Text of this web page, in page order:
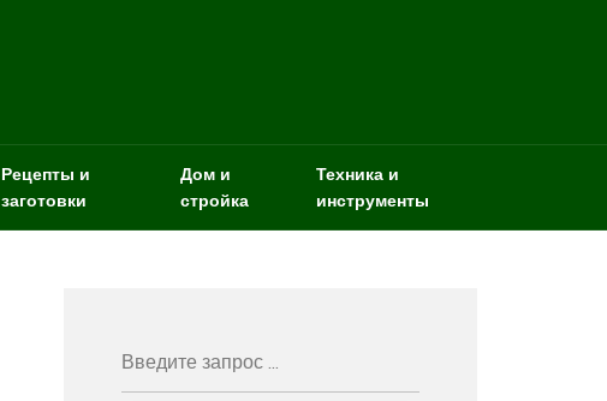
Рецепты и
заготовки
Дом и
стройка
Техника и
инструменты